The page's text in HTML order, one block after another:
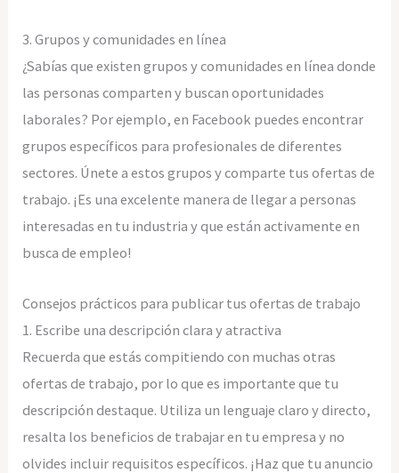
3. Grupos y comunidades en línea
¿Sabías que existen grupos y comunidades en línea donde
las personas comparten y buscan oportunidades
laborales? Por ejemplo, en Facebook puedes encontrar
grupos específicos para profesionales de diferentes
sectores. Únete a estos grupos y comparte tus ofertas de
trabajo. ¡Es una excelente manera de llegar a personas
interesadas en tu industria y que están activamente en
busca de empleo!
Consejos prácticos para publicar tus ofertas de trabajo
1. Escribe una descripción clara y atractiva
Recuerda que estás compitiendo con muchas otras
ofertas de trabajo, por lo que es importante que tu
descripción destaque. Utiliza un lenguaje claro y directo,
resalta los beneficios de trabajar en tu empresa y no
olvides incluir requisitos específicos. ¡Haz que tu anuncio